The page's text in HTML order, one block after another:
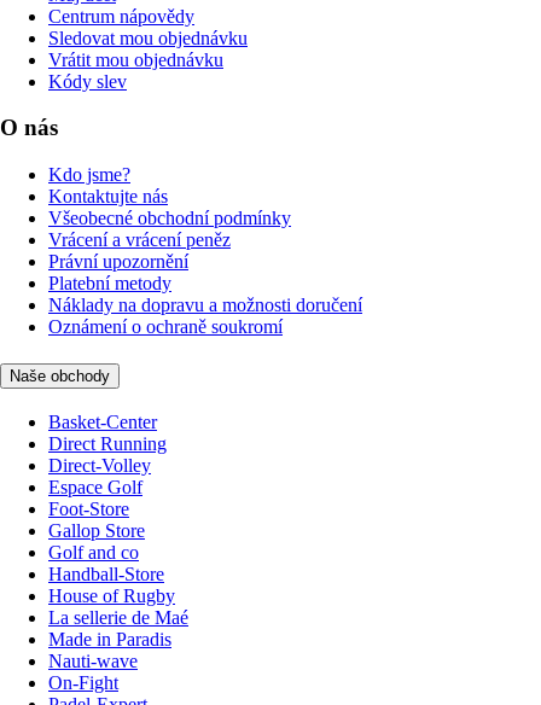
Centrum nápovědy
Sledovat mou objednávku
Vrátit mou objednávku
Kódy slev
O nás
Kdo jsme?
Kontaktujte nás
Všeobecné obchodní podmínky
Vrácení a vrácení peněz
Právní upozornění
Platební metody
Náklady na dopravu a možnosti doručení
Oznámení o ochraně soukromí
Naše obchody
Basket-Center
Direct Running
Direct-Volley
Espace Golf
Foot-Store
Gallop Store
Golf and co
Handball-Store
House of Rugby
La sellerie de Maé
Made in Paradis
Nauti-wave
On-Fight